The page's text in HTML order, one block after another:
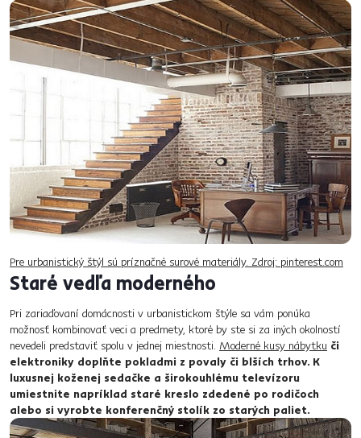
Pre urbanistický štýl sú príznačné surové materiály. Zdroj: pinterest.com
Staré vedľa moderného
Pri zariaďovaní domácnosti v urbanistickom štýle sa vám ponúka
možnosť kombinovať veci a predmety, ktoré by ste si za iných okolností
nevedeli predstaviť spolu v jednej miestnosti. Moderné kusy nábytku či
elektroniky doplňte pokladmi z povaly či blších trhov. K
luxusnej koženej sedačke a širokouhlému televízoru
umiestnite napríklad staré kreslo zdedené po rodičoch
alebo si vyrobte konferenčný stolík zo starých paliet.